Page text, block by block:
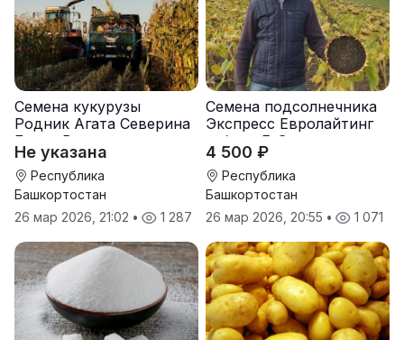
Семена кукурузы
Родник Агата Северина
Берта Вилора
Прохладненский Дарина
Росс Машук Катерина
Не указана
Республика
Башкортостан
26 мар 2026, 21:02 • 1 287
Семена подсолнечника
Экспресс Евролайтинг
гибрид F-G+
4 500 ₽
Республика
Башкортостан
26 мар 2026, 20:55 • 1 071